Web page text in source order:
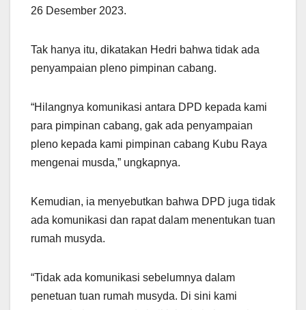
26 Desember 2023.
Tak hanya itu, dikatakan Hedri bahwa tidak ada
penyampaian pleno pimpinan cabang.
“Hilangnya komunikasi antara DPD kepada kami
para pimpinan cabang, gak ada penyampaian
pleno kepada kami pimpinan cabang Kubu Raya
mengenai musda,” ungkapnya.
Kemudian, ia menyebutkan bahwa DPD juga tidak
ada komunikasi dan rapat dalam menentukan tuan
rumah musyda.
“Tidak ada komunikasi sebelumnya dalam
penetuan tuan rumah musyda. Di sini kami